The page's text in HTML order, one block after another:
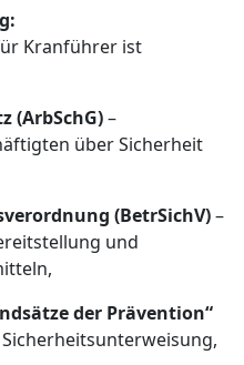
Kranführer ist
(ArbSchG)–
über Sicherheit
(BetrSichV)–
und
der Prävention“